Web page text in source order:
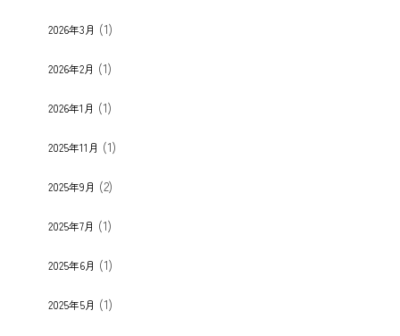
2026年3月 (1)
2026年2月 (1)
2026年1月 (1)
2025年11月 (1)
2025年9月 (2)
2025年7月 (1)
2025年6月 (1)
2025年5月 (1)